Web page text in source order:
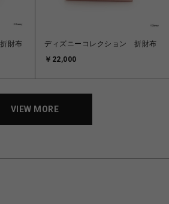
財布
ディズニーコレクション 折財布
￥22,000
VIEW MORE